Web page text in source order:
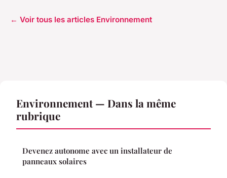
← Voir tous les articles Environnement
Environnement — Dans la même
rubrique
Devenez autonome avec un installateur de
panneaux solaires